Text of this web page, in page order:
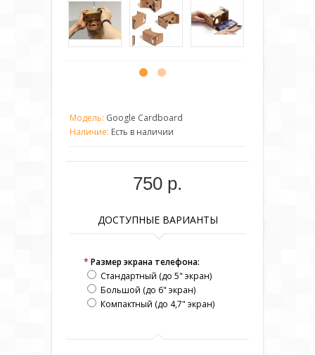
Модель: Google Cardboard
Наличие: Есть в наличии
750 р.
ДОСТУПНЫЕ ВАРИАНТЫ
* Размер экрана телефона:
Стандартный (до 5" экран)
Большой (до 6" экран)
Компактный (до 4,7" экран)